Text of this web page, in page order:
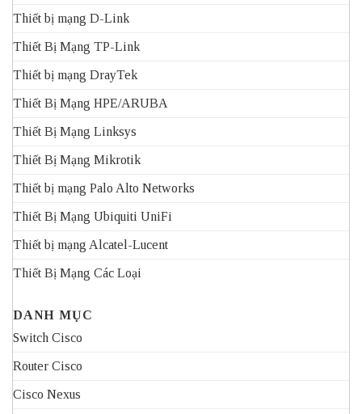
Thiết bị mạng D-Link
Thiết Bị Mạng TP-Link
Thiết bị mạng DrayTek
Thiết Bị Mạng HPE/ARUBA
Thiết Bị Mạng Linksys
Thiết Bị Mạng Mikrotik
Thiết bị mạng Palo Alto Networks
Thiết Bị Mạng Ubiquiti UniFi
Thiết bị mạng Alcatel-Lucent
Thiết Bị Mạng Các Loại
DANH MỤC
Switch Cisco
Router Cisco
Cisco Nexus